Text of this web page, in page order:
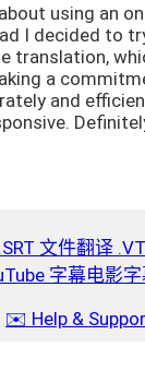
using an
I decided to
translation,
a
and
文件翻译
字幕电影
✉️ Help &